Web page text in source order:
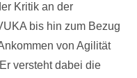
Kritik an der
bis hin zum Bezug
von Agilität
versteht dabei die